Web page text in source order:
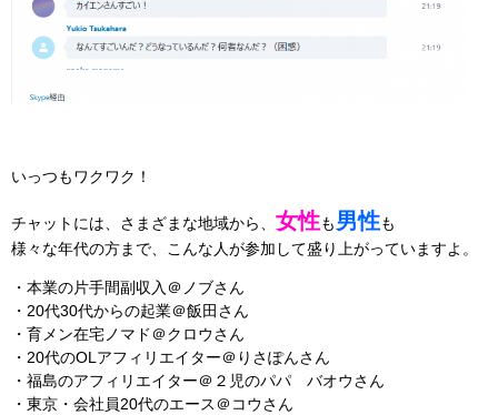
いっつもワクワク！
チャットには、さまざまな地域から、 女性も男性も
様々な年代の方まで、こんな人が参加して盛り上がっていますよ。
・本業の片手間副収入＠ノブさん
・20代30代からの起業＠飯田さん
・育メン在宅ノマド＠クロウさん
・20代のOLアフィリエイター＠りさぽんさん
・福島のアフィリエイター＠２児のパパ バオウさん
・東京・会社員20代のエース＠コウさん